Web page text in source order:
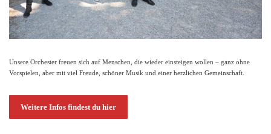
Unsere Orchester freuen sich auf Menschen, die wieder einsteigen wollen – ganz ohne
Vorspielen, aber mit viel Freude, schöner Musik und einer herzlichen Gemeinschaft.
Weitere Infos findest du hier